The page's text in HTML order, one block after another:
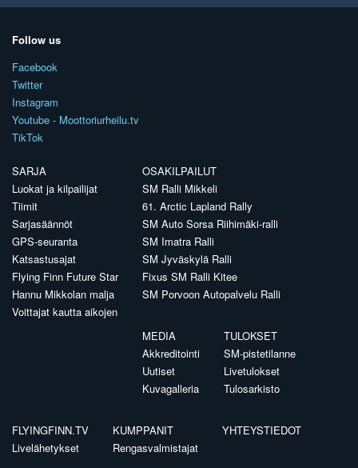
Follow us
Facebook
Twitter
Instagram
Youtube - Moottoriurheilu.tv
TikTok
SARJA
Luokat ja kilpailijat
Tiimit
Sarjasäännöt
GPS-seuranta
Katsastusajat
Flying Finn Future Star
Hannu Mikkolan malja
Voittajat kautta aikojen
OSAKILPAILUT
SM Ralli Mikkeli
61. Arctic Lapland Rally
SM Auto Sorsa Riihimäki-ralli
SM Imatra Ralli
SM Jyväskylä Ralli
Fixus SM Ralli Kitee
SM Porvoon Autopalvelu Ralli
MEDIA
Akkreditointi
Uutiset
Kuvagalleria
TULOKSET
SM-pistetilanne
Livetulokset
Tulosarkisto
FLYINGFINN.TV
Livelähetykset
KUMPPANIT
Rengasvalmistajat
YHTEYSTIEDOT